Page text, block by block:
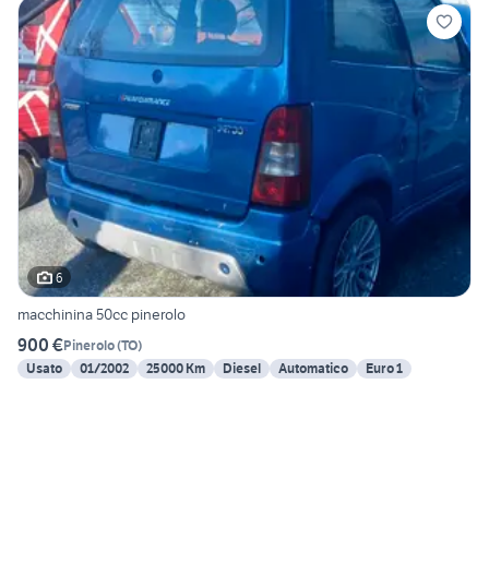
6
macchinina 50cc pinerolo
900 €Pinerolo(TO)
Usato
01/2002 25000 Km Diesel Automatico Euro 1